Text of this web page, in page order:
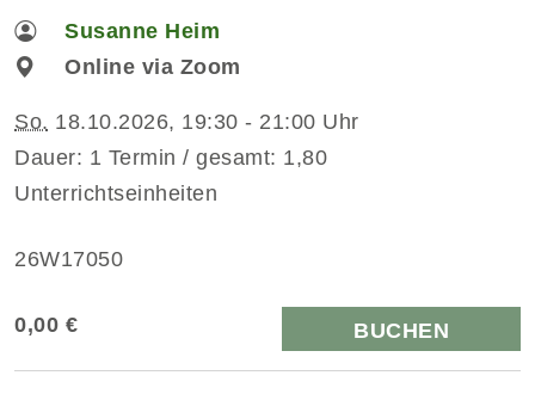
Susanne Heim
Online via Zoom
So. 18.10.2026, 19:30 - 21:00 Uhr
Dauer: 1 Termin / gesamt: 1,80
Unterrichtseinheiten
26W17050
0,00 € BUCHEN